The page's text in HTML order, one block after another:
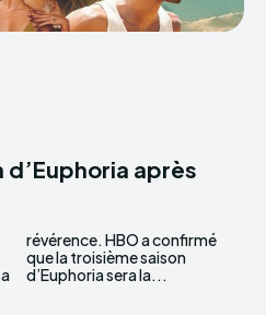
d’Euphoria après
d’Euphoria sera la...